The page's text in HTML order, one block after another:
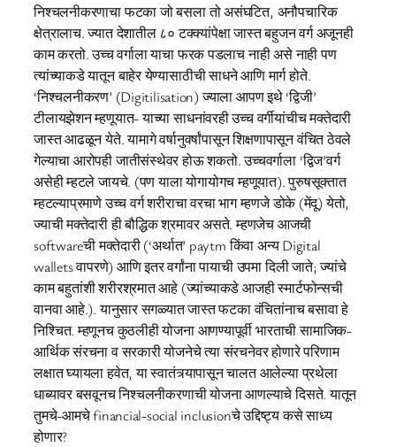
निश्चलनीकरणाचा फटका जो बसला तो असंघटित, अनौपचारिक
क्षेत्रालाच. ज्यात देशातील ८० टक्क्यांपेक्षा जास्त बहुजन वर्ग अजूनही
काम करतो. उच्च वर्गाला याचा फरक पडलाच नाही असे नाही पण
त्यांच्याकडे यातून बाहेर येण्यासाठीची साधने आणि मार्ग होते.
‘निश्चलनीकरण’ (Digitilisation) ज्याला आपण इथे ‘द्विजी’
टीलायझेशन म्हणूयात- याच्या साधनांवरही उच्च वर्गीयांचीच मक्तेदारी
जास्त आढळून येते. यामागे वर्षानुवर्षांपासून शिक्षणापासून वंचित ठेवले
गेल्याचा आरोपही जातीसंस्थेवर होऊ शकतो. उच्चवर्गाला ‘द्विज’वर्ग
असेही म्हटले जायचे. (पण याला योगायोगच म्हणूयात). पुरुषसूक्तात
म्हटल्याप्रमाणे उच्च वर्ग शरीराचा वरचा भाग म्हणजे डोके (मेंदू) येतो,
ज्याची मक्तेदारी ही बौद्धिक श्रमावर असते. म्हणजेच आजची
softwareची मक्तेदारी (‘अर्थात’ paytm किंवा अन्य Digital
wallets वापरणे) आणि इतर वर्गांना पायाची उपमा दिली जाते; ज्यांचे
काम बहुतांशी शरीरश्रमात आहे (ज्यांच्याकडे आजही स्मार्टफोन्सची
वानवा आहे.). यानुसार सगळ्यात जास्त फटका वंचितांनाच बसावा हे
निश्चित. म्हणूनच कुठलीही योजना आणण्यापूर्वी भारताची सामाजिक-
आर्थिक संरचना व सरकारी योजनेचे त्या संरचनेवर होणारे परिणाम
लक्षात घ्यायला हवेत, या स्वातंत्र्यापासून चालत आलेल्या प्रथेला
धाब्यावर बसवूनच निश्चलनीकरणाची योजना आणल्याचे दिसते. यातून
तुमचे-आमचे financial-social inclusionचे उद्दिष्ट्य कसे साध्य
होणार?